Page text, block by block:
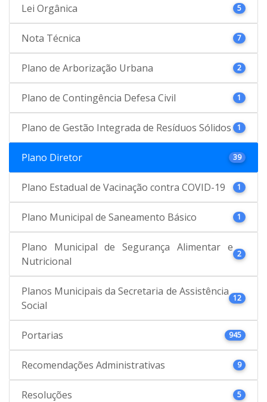
Lei Orgânica 5
Nota Técnica 7
Plano de Arborização Urbana 2
Plano de Contingência Defesa Civil 1
Plano de Gestão Integrada de Resíduos Sólidos 1
Plano Diretor 39
Plano Estadual de Vacinação contra COVID-19 1
Plano Municipal de Saneamento Básico 1
Plano Municipal de Segurança Alimentar e
Nutricional
2
Planos Municipais da Secretaria de Assistência
Social
12
Portarias 945
Recomendações Administrativas 9
Resoluções 5